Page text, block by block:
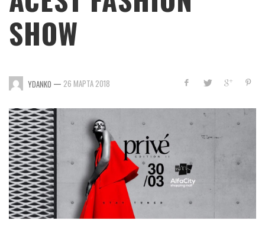
SHOW
YDANKO — 26 МАРТА 2018